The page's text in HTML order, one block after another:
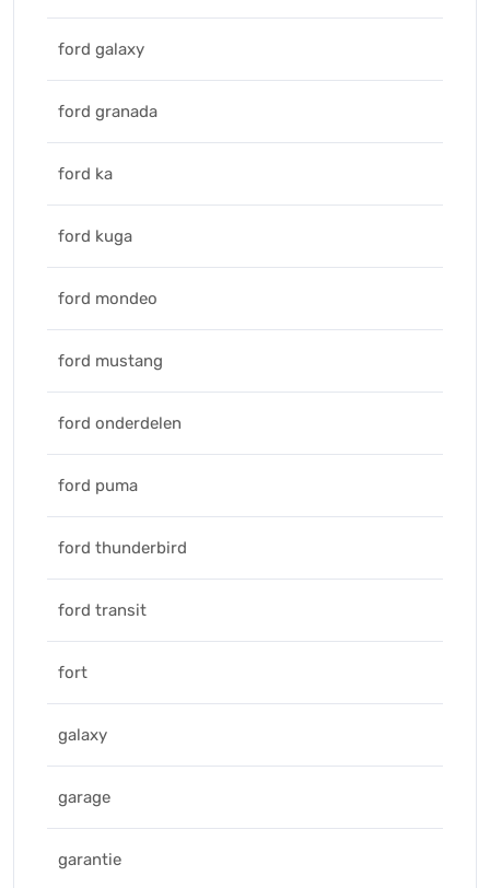
ford galaxy
ford granada
ford ka
ford kuga
ford mondeo
ford mustang
ford onderdelen
ford puma
ford thunderbird
ford transit
fort
galaxy
garage
garantie